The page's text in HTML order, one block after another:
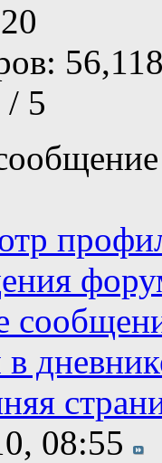
/ 5
в
08:55